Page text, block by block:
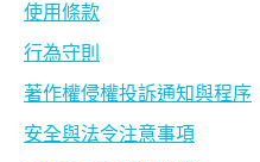
使用條款
行為守則
著作權侵權投訴通知與程序
安全與法令注意事項